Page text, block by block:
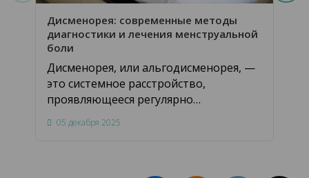
Дисменорея: современные методы
диагностики и лечения менструальной
боли
Дисменорея, или альгодисменорея, —
это системное расстройство,
проявляющееся регулярно
возникающим болевым синдромом в
…
05 декабря 2025